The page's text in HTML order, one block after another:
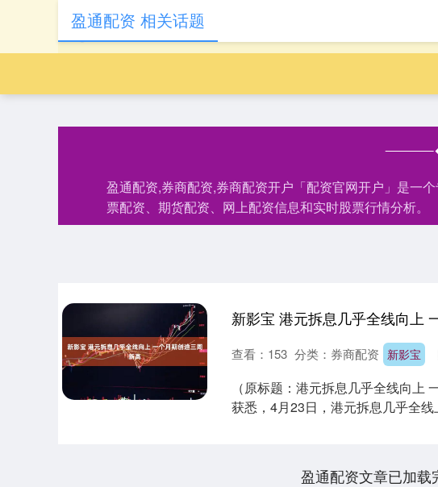
盈通配资,券商配资,券商配资开户「配资官网开户」是一
票配资、期货配资、网上配资信息和实时股票行情分析。
盈通配资 相关话题
新影宝 港元拆息几乎全线向上
新影宝
查看： 153 分类： 券商配资
（原标题：港元拆息几乎全线向上
获悉，4月23日，港元拆息几乎全
盈通配资文章已加载